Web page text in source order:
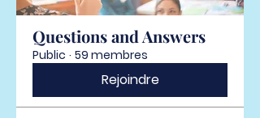
Questions and Answers
Public · 59 membres
Rejoindre